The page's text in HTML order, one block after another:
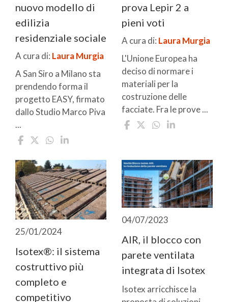
nuovo modello di
edilizia
residenziale sociale
A cura di: Laura Murgia
A San Siro a Milano sta
prendendo forma il
progetto EASY, firmato
dallo Studio Marco Piva
...
prova Lepir 2 a
pieni voti
A cura di: Laura Murgia
L'Unione Europea ha
deciso di normare i
materiali per la
costruzione delle
facciate. Fra le prove ...
25/01/2024
Isotex®: il sistema
costruttivo più
completo e
competitivo
04/07/2023
AIR, il blocco con
parete ventilata
integrata di Isotex
Isotex arricchisce la